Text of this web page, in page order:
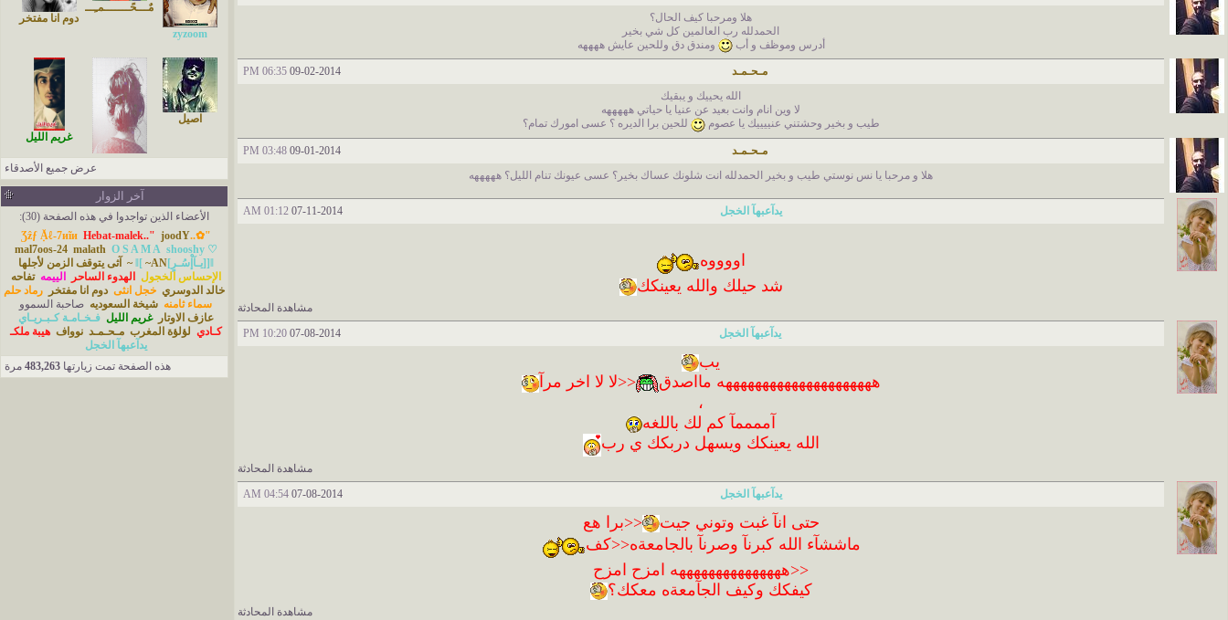
هلا ومرحبا كيف الحال؟
الحمدلله رب العالمين كل شي بخير
أدرس وموظف و أب
ومندق دق وللحين عايش ههههه
09-02-2014
06:35 PM
مـحـمـد
الله يحييك و يبقيك
لا وين انام وانت بعيد عن عنيا يا حياتي هههههه
طيب و بخير وحشتني عنييييك يا عصوم
للحين برا الديره ؟ عسى امورك تمام؟
09-01-2014
03:48 PM
مـحـمـد
هلا و مرحبا يا نس نوستي طيب و بخير الحمدلله انت شلونك عساك بخير؟ عسى عيونك تنام الليل؟ هههههه
07-11-2014
01:12 AM يدآعبهآ الخجل
اووووه
شد حيلك والله يعينكك
مشاهدة المحادثة
07-08-2014
10:20 PM يدآعبهآ الخجل
يب
هههههههههههههههههههههه مااصدق
<<لا لا اخر مرآ
،
آممممآ كم لك باللغه
الله يعينكك ويسهل دربكك ي رب
مشاهدة المحادثة
07-08-2014
04:54 AM يدآعبهآ الخجل
حتى انآ غبت وتوني جيت
<<برا هع
ماششآء الله كبرنآ وصرنآ بالجامعةه<<كف
<<هههههههههههههههه امزح امزح
كيفكك وكيف الجآمعةه معكك؟
مشاهدة المحادثة
zyzoom
مٌـــحًـــــــمـِــــدَ
دوم انا مفتخر
اصيل
سماء ثامنه
غريم الليل
عرض جميع الأصدقاء
آخر الزوار
الأعضاء الذين تواجدوا في هذه الصفحة (30):
"✿..Ʒẑƒ Ặℓ-7иĩи
Hebat-malek.." joodY
mal7oos-24 malath O S A M A shooshy ♡
]ǁ[يـآإْسُـرٍ]ǁ[
~AN~
آثى يتوقف الزمن لأجلها
الإحساس الخجول
الهدوء الساحر الييمه تفاحه
خالد الدوسري خجل انثى دوم انا مفتخر
رماد حلم
سماء ثامنه شيخة السعوديه صاحبة السموو
عازف الاوتار
غريم الليل فـخـامـة كـبـريـاي
كـادي لؤلؤة المغرب مـحـمـد نوواف هيبة ملكـ
يدآعبهآ الخجل
هذه الصفحة تمت زيارتها 483,263 مرة